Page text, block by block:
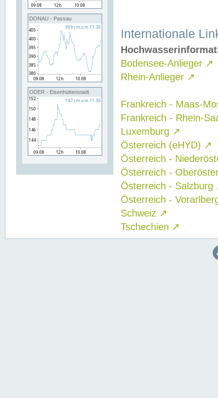
DONAU - Passau
ODER - Eisenhüttenstadt
Internationale
Bodensee-Anlieger ↗
Rhein-Anlieger ↗
Frankreich - Maas-
Frankreich - Rhein-
Luxemburg ↗
Österreich (eHYD) ↗
Österreich -
Österreich -
Österreich - Salzburg
Österreich -
Schweiz ↗
Tschechien ↗